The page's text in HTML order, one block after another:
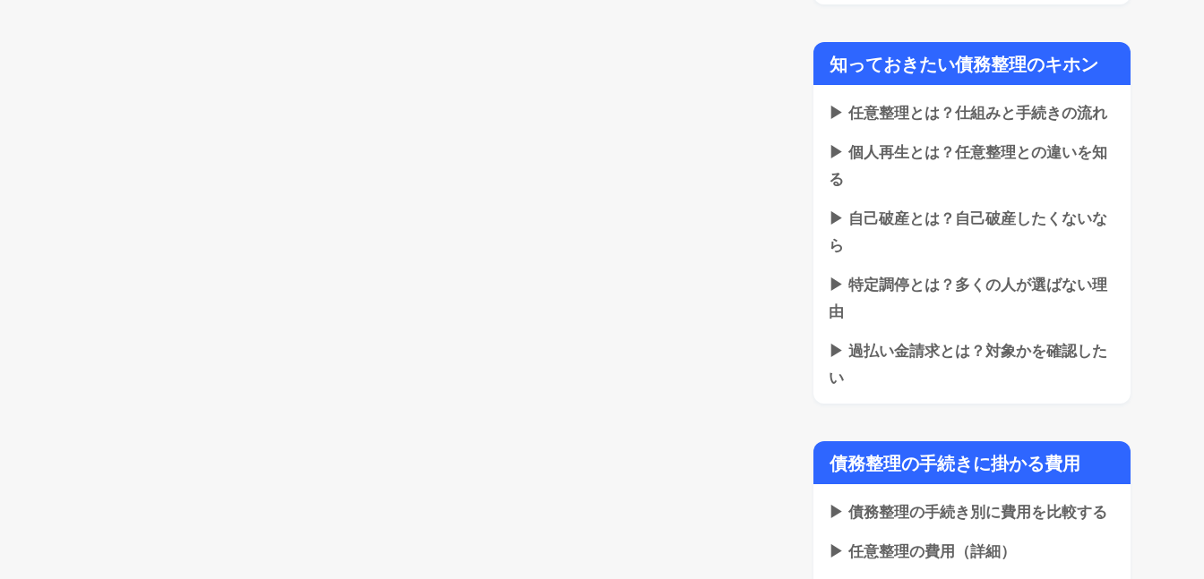
知っておきたい債務整理のキホン
▶ 任意整理とは？仕組みと手続きの流れ
▶ 個人再生とは？任意整理との違いを知
る
▶ 自己破産とは？自己破産したくないな
ら
▶ 特定調停とは？多くの人が選ばない理
由
▶ 過払い金請求とは？対象かを確認した
い
債務整理の手続きに掛かる費用
▶ 債務整理の手続き別に費用を比較する
▶ 任意整理の費用（詳細）